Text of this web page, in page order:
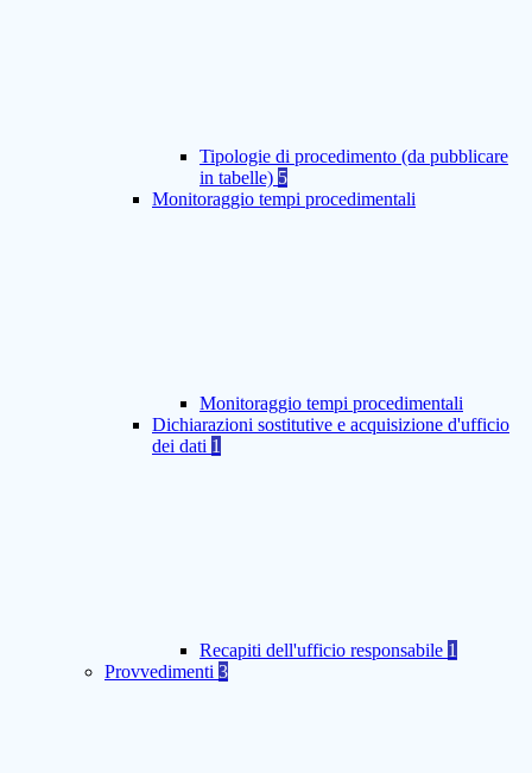
Tipologie di procedimento (da pubblicare
in tabelle) 5
Monitoraggio tempi procedimentali
Monitoraggio tempi procedimentali
Dichiarazioni sostitutive e acquisizione d'ufficio
dei dati 1
Recapiti dell'ufficio responsabile 1
Provvedimenti 3